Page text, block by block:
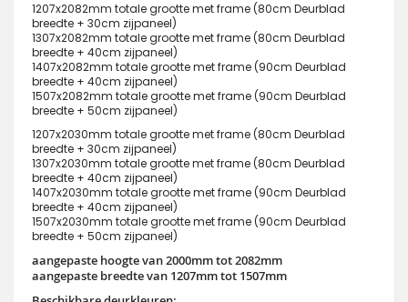
1207x2082mm totale grootte met frame (80cm Deurblad
breedte + 30cm zijpaneel)
1307x2082mm totale grootte met frame (80cm Deurblad
breedte + 40cm zijpaneel)
1407x2082mm totale grootte met frame (90cm Deurblad
breedte + 40cm zijpaneel)
1507x2082mm totale grootte met frame (90cm Deurblad
breedte + 50cm zijpaneel)
1207x2030mm totale grootte met frame (80cm Deurblad
breedte + 30cm zijpaneel)
1307x2030mm totale grootte met frame (80cm Deurblad
breedte + 40cm zijpaneel)
1407x2030mm totale grootte met frame (90cm Deurblad
breedte + 40cm zijpaneel)
1507x2030mm totale grootte met frame (90cm Deurblad
breedte + 50cm zijpaneel)
aangepaste hoogte van 2000mm tot 2082mm
aangepaste breedte van 1207mm tot 1507mm